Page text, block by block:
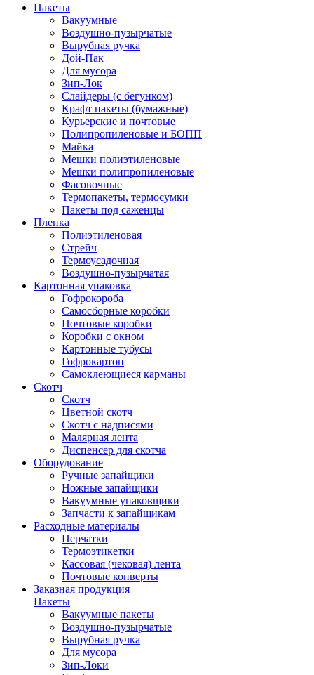
Пакеты
Вакуумные
Воздушно-пузырчатые
Вырубная ручка
Дой-Пак
Для мусора
Зип-Лок
Слайдеры (с бегунком)
Крафт пакеты (бумажные)
Курьерские и почтовые
Полипропиленовые и БОПП
Майка
Мешки полиэтиленовые
Мешки полипропиленовые
Фасовочные
Термопакеты, термосумки
Пакеты под саженцы
Пленка
Полиэтиленовая
Стрейч
Термоусадочная
Воздушно-пузырчатая
Картонная упаковка
Гофрокороба
Самосборные коробки
Почтовые коробки
Коробки с окном
Картонные тубусы
Гофрокартон
Самоклеющиеся карманы
Скотч
Скотч
Цветной скотч
Скотч с надписями
Малярная лента
Диспенсер для скотча
Оборудование
Ручные запайщики
Ножные запайщики
Вакуумные упаковщики
Запчасти к запайщикам
Расходные материалы
Перчатки
Термоэтикетки
Кассовая (чековая) лента
Почтовые конверты
Заказная продукция
Пакеты
Вакуумные пакеты
Воздушно-пузырчатые
Вырубная ручка
Для мусора
Зип-Локи